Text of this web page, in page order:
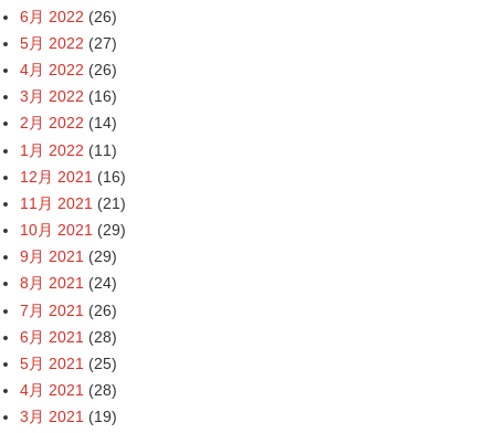
6月 2022 (26)
5月 2022 (27)
4月 2022 (26)
3月 2022 (16)
2月 2022 (14)
1月 2022 (11)
12月 2021 (16)
11月 2021 (21)
10月 2021 (29)
9月 2021 (29)
8月 2021 (24)
7月 2021 (26)
6月 2021 (28)
5月 2021 (25)
4月 2021 (28)
3月 2021 (19)